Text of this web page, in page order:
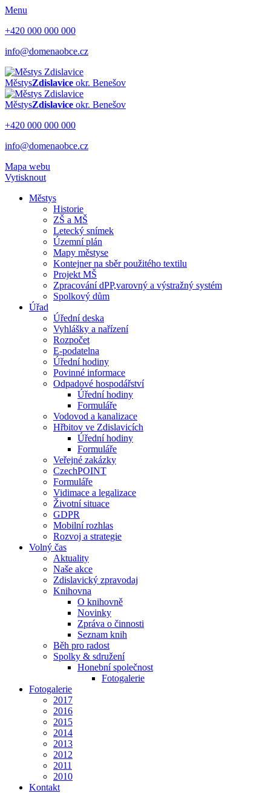
Menu
+420 000 000 000
info@domenaobce.cz
MěstysZdislavice okr. Benešov
MěstysZdislavice okr. Benešov
+420 000 000 000
info@domenaobce.cz
Mapa webu
Vytisknout
Městys
Historie
ZŠ a MŠ
Letecký snímek
Územní plán
Mapy městyse
Kontejner na sběr použitého textilu
Projekt MŠ
Zpracování dPP,varovný a výstražný systém
Spolkový dům
Úřad
Úřední deska
Vyhlášky a nařízení
Rozpočet
E-podatelna
Úřední hodiny
Povinné informace
Odpadové hospodářství
Úřední hodiny
Formuláře
Vodovod a kanalizace
Hřbitov ve Zdislavicích
Úřední hodiny
Formuláře
Veřejné zakázky
CzechPOINT
Formuláře
Vidimace a legalizace
Životní situace
GDPR
Mobilní rozhlas
Rozvoj a strategie
Volný čas
Aktuality
Naše akce
Zdislavický zpravodaj
Knihovna
O knihovně
Novinky
Zpráva o činnosti
Seznam knih
Běh pro radost
Spolky & sdružení
Honební společnost
Fotogalerie
Fotogalerie
2017
2016
2015
2014
2013
2012
2011
2010
Kontakt